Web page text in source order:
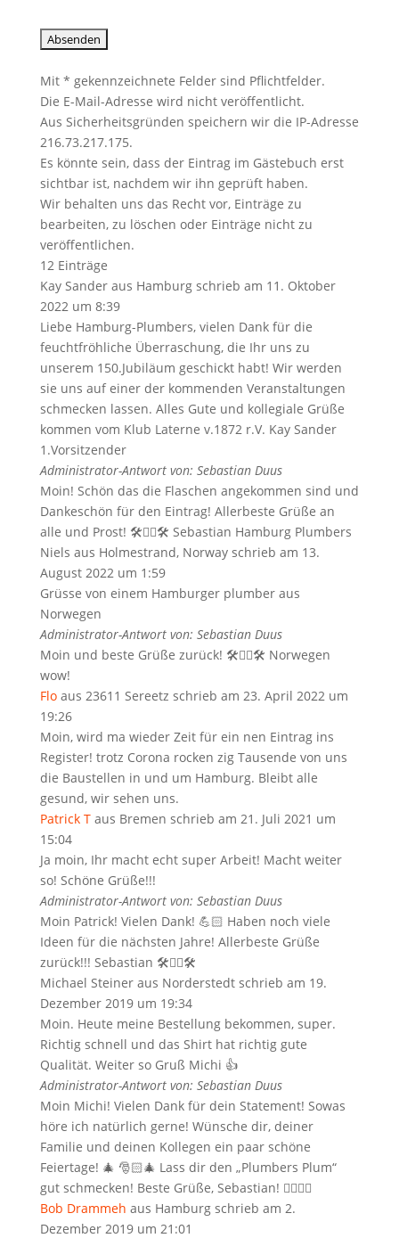
Mit * gekennzeichnete Felder sind Pflichtfelder.
Die E-Mail-Adresse wird nicht veröffentlicht.
Aus Sicherheitsgründen speichern wir die IP-Adresse
216.73.217.175.
Es könnte sein, dass der Eintrag im Gästebuch erst
sichtbar ist, nachdem wir ihn geprüft haben.
Wir behalten uns das Recht vor, Einträge zu
bearbeiten, zu löschen oder Einträge nicht zu
veröffentlichen.
12 Einträge
Kay Sander aus Hamburg schrieb am 11. Oktober
2022 um 8:39
Liebe Hamburg-Plumbers, vielen Dank für die
feuchtfröhliche Überraschung, die Ihr uns zu
unserem 150.Jubiläum geschickt habt! Wir werden
sie uns auf einer der kommenden Veranstaltungen
schmecken lassen. Alles Gute und kollegiale Grüße
kommen vom Klub Laterne v.1872 r.V. Kay Sander
1.Vorsitzender
Administrator-Antwort von: Sebastian Duus
Moin! Schön das die Flaschen angekommen sind und
Dankeschön für den Eintrag! Allerbeste Grüße an
alle und Prost! 🛠️✋🏻🛠️ Sebastian Hamburg Plumbers
Niels aus Holmestrand, Norway schrieb am 13.
August 2022 um 1:59
Grüsse von einem Hamburger plumber aus
Norwegen
Administrator-Antwort von: Sebastian Duus
Moin und beste Grüße zurück! 🛠✋🏻🛠 Norwegen
wow!
Flo aus 23611 Sereetz schrieb am 23. April 2022 um
19:26
Moin, wird ma wieder Zeit für ein nen Eintrag ins
Register! trotz Corona rocken zig Tausende von uns
die Baustellen in und um Hamburg. Bleibt alle
gesund, wir sehen uns.
Patrick T aus Bremen schrieb am 21. Juli 2021 um
15:04
Ja moin, Ihr macht echt super Arbeit! Macht weiter
so! Schöne Grüße!!!
Administrator-Antwort von: Sebastian Duus
Moin Patrick! Vielen Dank! 💪🏻 Haben noch viele
Ideen für die nächsten Jahre! Allerbeste Grüße
zurück!!! Sebastian 🛠✋🏻🛠
Michael Steiner aus Norderstedt schrieb am 19.
Dezember 2019 um 19:34
Moin. Heute meine Bestellung bekommen, super.
Richtig schnell und das Shirt hat richtig gute
Qualität. Weiter so Gruß Michi 👍
Administrator-Antwort von: Sebastian Duus
Moin Michi! Vielen Dank für dein Statement! Sowas
höre ich natürlich gerne! Wünsche dir, deiner
Familie und deinen Kollegen ein paar schöne
Feiertage! 🎄 🎅🏻🎄 Lass dir den „Plumbers Plum“
gut schmecken! Beste Grüße, Sebastian! 👍🏻✋🏻
Bob Drammeh aus Hamburg schrieb am 2.
Dezember 2019 um 21:01